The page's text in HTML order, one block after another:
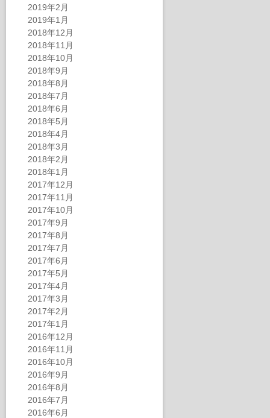
2019年2月
2019年1月
2018年12月
2018年11月
2018年10月
2018年9月
2018年8月
2018年7月
2018年6月
2018年5月
2018年4月
2018年3月
2018年2月
2018年1月
2017年12月
2017年11月
2017年10月
2017年9月
2017年8月
2017年7月
2017年6月
2017年5月
2017年4月
2017年3月
2017年2月
2017年1月
2016年12月
2016年11月
2016年10月
2016年9月
2016年8月
2016年7月
2016年6月